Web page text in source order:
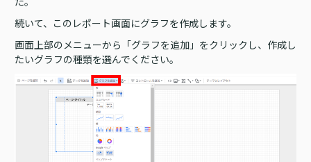
続いて、このレポート画面にグラフを作成します。
画面上部のメニューから「グラフを追加」をクリックし、作成し
たいグラフの種類を選んでください。